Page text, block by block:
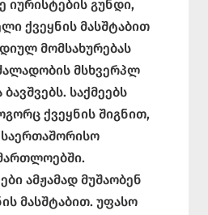
იურისტების გუნდი,
ქვეყნის მასშტაბით
მომსახურებას
მსხვერპლ
საქმეებს
ქვეყნის შიგნით,
საერთაშორისო
ამჟამად მუშაობენ
მასშტაბით. უფასო